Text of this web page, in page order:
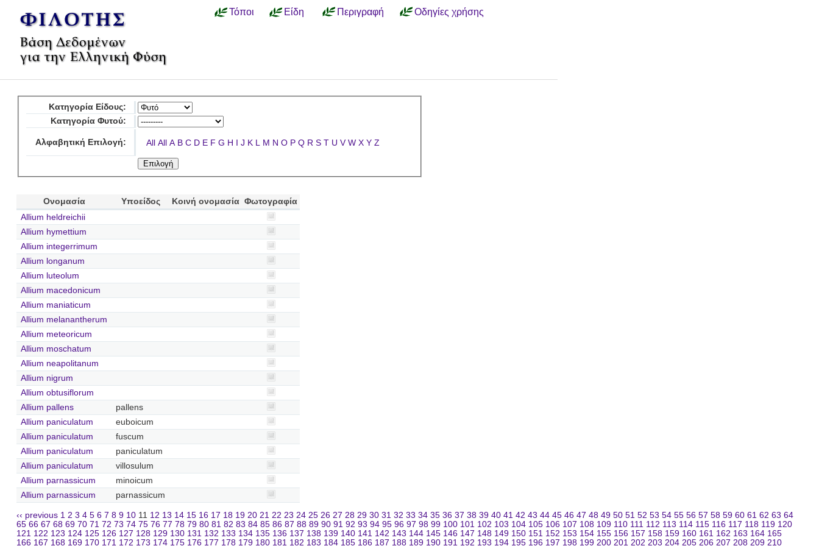
Τόποι Είδη Περιγραφή Οδηγίες χρήσης
Κατηγορία Είδους:
Κατηγορία Φυτού:
Αλφαβητική Επιλογή: All All A B C D E F G H I J K L M N O P Q R S T U V W X Y Z
Ονομασία Υποείδος Κοινή ονομασία Φωτογραφία
Allium heldreichii
Allium hymettium
Allium integerrimum
Allium longanum
Allium luteolum
Allium macedonicum
Allium maniaticum
Allium melanantherum
Allium meteoricum
Allium moschatum
Allium neapolitanum
Allium nigrum
Allium obtusiflorum
Allium pallens
pallens
Allium paniculatum
euboicum
Allium paniculatum
fuscum
Allium paniculatum
paniculatum
Allium paniculatum
villosulum
Allium parnassicum
minoicum
Allium parnassicum
parnassicum
‹‹ previous 1 2 3 4 5 6 7 8 9 10 11 12 13 14 15 16 17 18 19 20 21 22 23 24 25 26 27 28 29 30 31 32 33 34 35 36 37 38 39 40 41 42 43 44 45 46 47 48 49 50 51 52 53 54 55 56 57 58 59 60 61 62 63 64
65 66 67 68 69 70 71 72 73 74 75 76 77 78 79 80 81 82 83 84 85 86 87 88 89 90 91 92 93 94 95 96 97 98 99 100 101 102 103 104 105 106 107 108 109 110 111 112 113 114 115 116 117 118 119 120
121 122 123 124 125 126 127 128 129 130 131 132 133 134 135 136 137 138 139 140 141 142 143 144 145 146 147 148 149 150 151 152 153 154 155 156 157 158 159 160 161 162 163 164 165
166 167 168 169 170 171 172 173 174 175 176 177 178 179 180 181 182 183 184 185 186 187 188 189 190 191 192 193 194 195 196 197 198 199 200 201 202 203 204 205 206 207 208 209 210